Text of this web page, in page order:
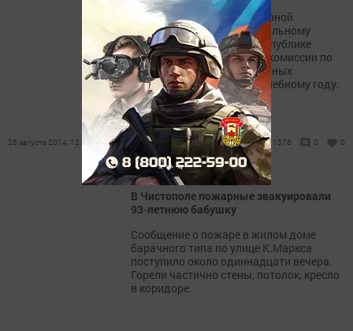
Инспекторы отдела надзорной
деятельности по муниципальному
району МЧС России по Республике
приняли участие в работе комиссии по
приему общеобразовательных
учреждений к 2014-2015 учебному году.
25 августа 2014, 12:29 1576 0 0
В Чистополе пожарные эвакуировали
93-летнюю бабушку
Сообщение о пожаре в жилом доме
барачного типа по улице К.Маркса
поступило около одиннадцати вечера.
Горели частично стены, потолок, кресло
в коридоре.